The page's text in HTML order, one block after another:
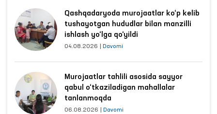
Qashqadaryoda murojaatlar ko‘p kelib
tushayotgan hududlar bilan manzilli
ishlash yo‘lga qo‘yildi
04.08.2026 Davomi
Murojaatlar tahlili asosida sayyor
qabul o‘tkaziladigan mahallalar
tanlanmoqda
06.08.2026 Davomi